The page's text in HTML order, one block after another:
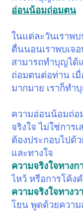
อ่อนน้อมถ่อมตน
ในแต่ละวันเราพ
ตื่นนอนเราพบเจ
สามารถทำบุญได้
ถ่อมตนต่อท่าน เ
มากมาย เราก็ทำ
ความอ่อนน้อมถ่อ
จริงใจ ไม่ใช่การเ
ต้องประกอบไปด้
และทางใจ
ความจริงใจทางก
ไหว้ หรือการโค้ง
ความจริงใจทางว
โยน พูดด้วยควา